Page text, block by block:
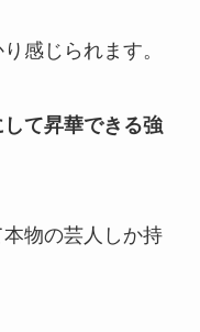
感じられます。
して昇華できる強
物の芸人しか持